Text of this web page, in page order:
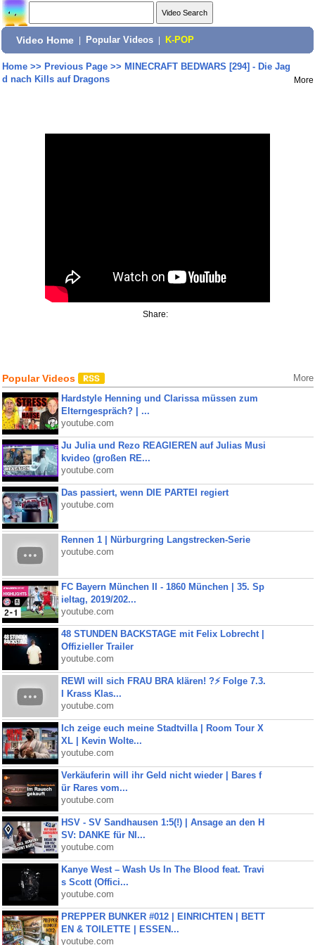
Video Home Popular Videos K-POP
Home>> Previous Page>> MINECRAFT BEDWARS [294] - Die Jag
d nach Kills auf Dragons
More
Share:
Popular Videos More
Hardstyle Henning und Clarissa müssen zum
Elterngespräch? | ...
youtube.com
Ju Julia und Rezo REAGIEREN auf Julias Musi
kvideo (großen RE...
youtube.com
Das passiert, wenn DIE PARTEI regiert
youtube.com
Rennen 1 | Nürburgring Langstrecken-Serie
youtube.com
FC Bayern München II - 1860 München | 35. Sp
ieltag, 2019/202...
youtube.com
48 STUNDEN BACKSTAGE mit Felix Lobrecht |
Offizieller Trailer
youtube.com
REWI will sich FRAU BRA klären! ?⚡️ Folge 7.3.
I Krass Klas...
youtube.com
Ich zeige euch meine Stadtvilla | Room Tour X
XL | Kevin Wolte...
youtube.com
Verkäuferin will ihr Geld nicht wieder | Bares f
ür Rares vom...
youtube.com
HSV - SV Sandhausen 1:5(!) | Ansage an den H
SV: DANKE für NI...
youtube.com
Kanye West – Wash Us In The Blood feat. Travi
s Scott (Offici...
youtube.com
PREPPER BUNKER #012 | EINRICHTEN | BETT
EN & TOILETTE | ESSEN...
youtube.com